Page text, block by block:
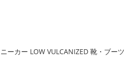
ーカー LOW VULCANIZED 靴・ブーツ